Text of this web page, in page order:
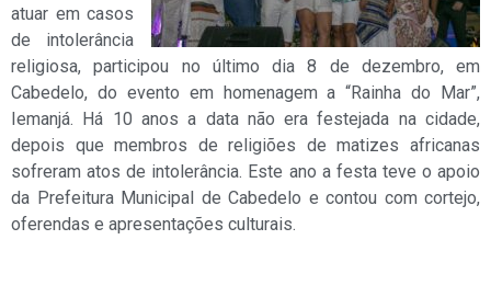
atuar em casos
de intolerância
religiosa, participou no último dia 8 de dezembro, em
Cabedelo, do evento em homenagem a “Rainha do Mar”,
Iemanjá. Há 10 anos a data não era festejada na cidade,
depois que membros de religiões de matizes africanas
sofreram atos de intolerância. Este ano a festa teve o apoio
da Prefeitura Municipal de Cabedelo e contou com cortejo,
oferendas e apresentações culturais.